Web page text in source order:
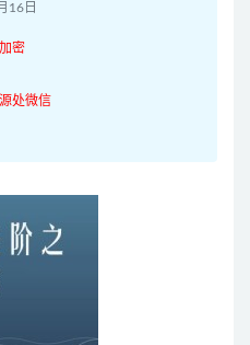
16日
密
处微信